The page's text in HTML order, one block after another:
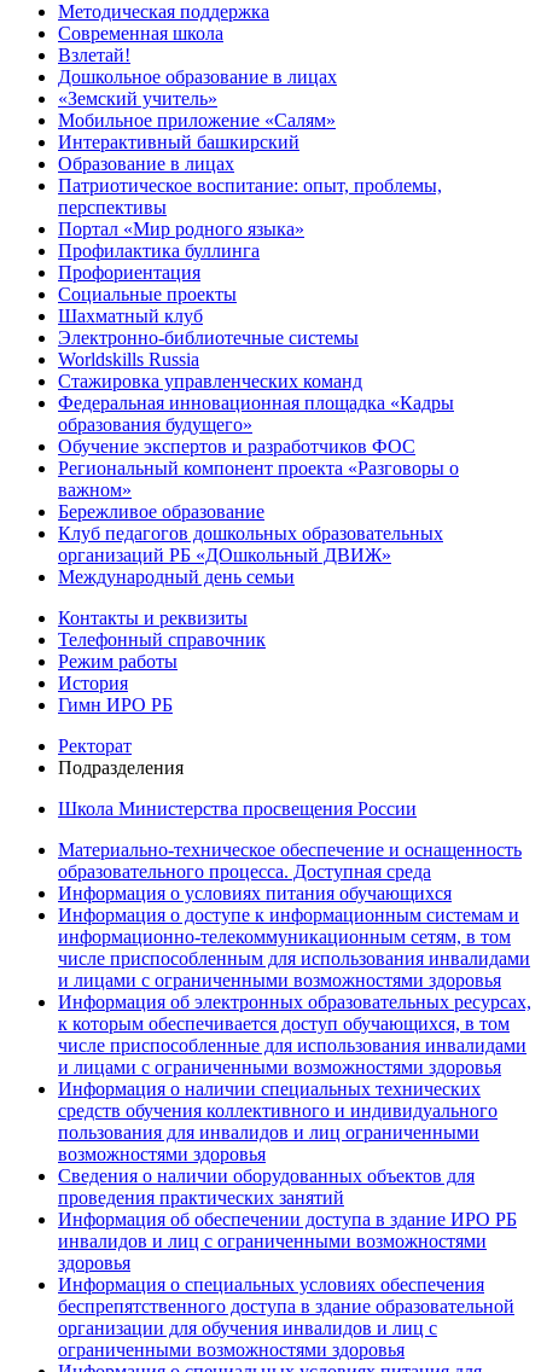
Методическая поддержка
Современная школа
Взлетай!
Дошкольное образование в лицах
«Земский учитель»
Мобильное приложение «Салям»
Интерактивный башкирский
Образование в лицах
Патриотическое воспитание: опыт, проблемы,
перспективы
Портал «Мир родного языка»
Профилактика буллинга
Профориентация
Социальные проекты
Шахматный клуб
Электронно-библиотечные системы
Worldskills Russia
Стажировка управленческих команд
Федеральная инновационная площадка «Кадры
образования будущего»
Обучение экспертов и разработчиков ФОС
Региональный компонент проекта «Разговоры о
важном»
Бережливое образование
Клуб педагогов дошкольных образовательных
организаций РБ «ДОшкольный ДВИЖ»
Международный день семьи
Контакты и реквизиты
Телефонный справочник
Режим работы
История
Гимн ИРО РБ
Ректорат
Подразделения
Школа Министерства просвещения России
Материально-техническое обеспечение и оснащенность
образовательного процесса. Доступная среда
Информация о условиях питания обучающихся
Информация о доступе к информационным системам и
информационно-телекоммуникационным сетям, в том
числе приспособленным для использования инвалидами
и лицами с ограниченными возможностями здоровья
Информация об электронных образовательных ресурсах,
к которым обеспечивается доступ обучающихся, в том
числе приспособленные для использования инвалидами
и лицами с ограниченными возможностями здоровья
Информация о наличии специальных технических
средств обучения коллективного и индивидуального
пользования для инвалидов и лиц ограниченными
возможностями здоровья
Сведения о наличии оборудованных объектов для
проведения практических занятий
Информация об обеспечении доступа в здание ИРО РБ
инвалидов и лиц с ограниченными возможностями
здоровья
Информация о специальных условиях обеспечения
беспрепятственного доступа в здание образовательной
организации для обучения инвалидов и лиц с
ограниченными возможностями здоровья